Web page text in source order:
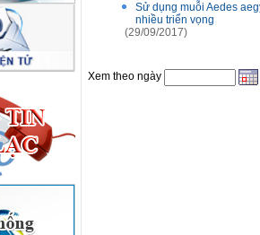
Sử dụng muỗi Aedes
nhiều triển vọng
(29/09/2017)
Xem theo ngày